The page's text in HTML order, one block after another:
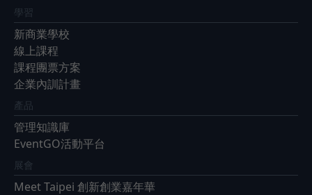
學習
新商業學校
線上課程
課程團票方案
企業內訓計畫
產品
管理知識庫
EventGO活動平台
展會
Meet Taipei 創新創業嘉年華